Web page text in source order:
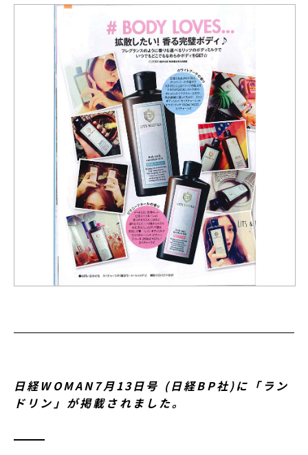
日経WOMAN7月13日号 (日経BP社)に「ラン
ドリン」が掲載されました。